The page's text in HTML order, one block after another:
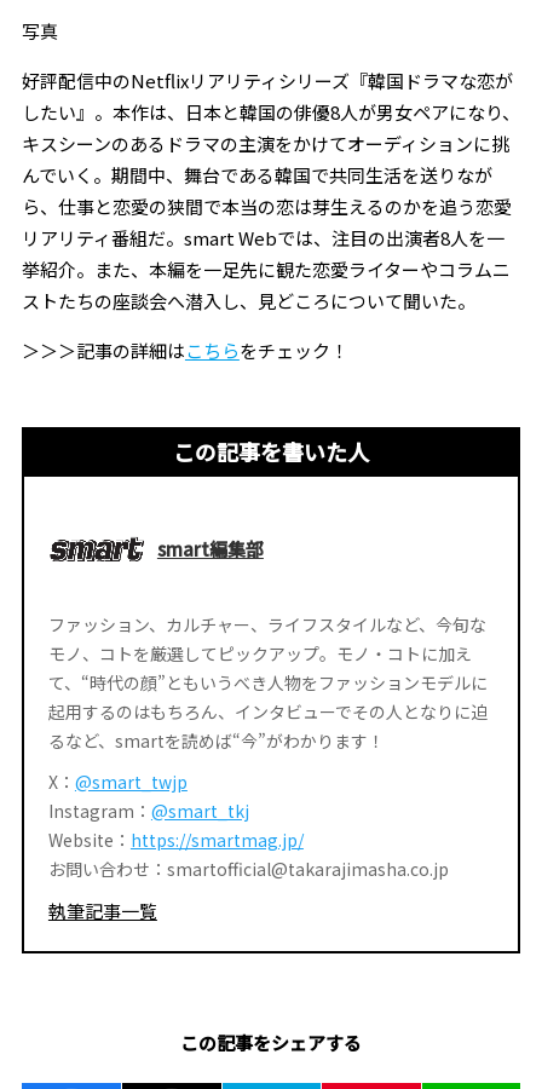
写真
好評配信中のNetflixリアリティシリーズ『韓国ドラマな恋が
したい』。本作は、日本と韓国の俳優8人が男女ペアになり、
キスシーンのあるドラマの主演をかけてオーディションに挑
んでいく。期間中、舞台である韓国で共同生活を送りなが
ら、仕事と恋愛の狭間で本当の恋は芽生えるのかを追う恋愛
リアリティ番組だ。smart Webでは、注目の出演者8人を一
挙紹介。また、本編を一足先に観た恋愛ライターやコラムニ
ストたちの座談会へ潜入し、見どころについて聞いた。
＞＞＞記事の詳細はこちらをチェック！
この記事を書いた人
smart編集部
ファッション、カルチャー、ライフスタイルなど、今旬な
モノ、コトを厳選してピックアップ。モノ・コトに加え
て、“時代の顔”ともいうべき人物をファッションモデルに
起用するのはもちろん、インタビューでその人となりに迫
るなど、smartを読めば“今”がわかります！
X： @smart_twjp
Instagram： @smart_tkj
Website： https://smartmag.jp/
お問い合わせ：smartofficial@takarajimasha.co.jp
執筆記事一覧
この記事をシェアする